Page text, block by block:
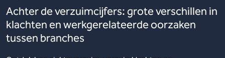
Achter de verzuimcijfers: grote verschillen in
klachten en werkgerelateerde oorzaken
tussen branches